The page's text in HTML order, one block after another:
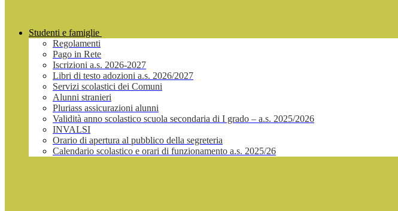
Studenti e famiglie
Regolamenti
Pago in Rete
Iscrizioni a.s. 2026-2027
Libri di testo adozioni a.s. 2026/2027
Servizi scolastici dei Comuni
Alunni stranieri
Pluriass assicurazioni alunni
Validità anno scolastico scuola secondaria di I grado – a.s. 2025/2026
INVALSI
Orario di apertura al pubblico della segreteria
Calendario scolastico e orari di funzionamento a.s. 2025/26